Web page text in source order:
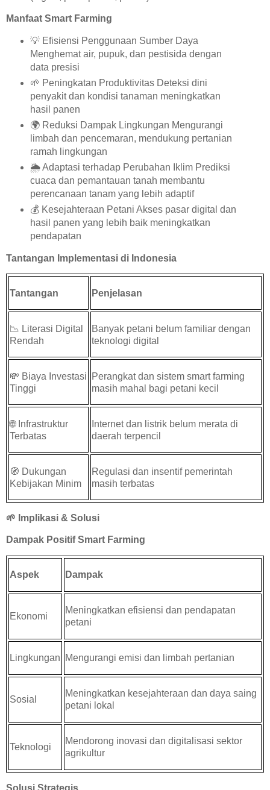
Manfaat Smart Farming
💡Efisiensi Penggunaan Sumber Daya
Menghemat air, pupuk, dan pestisida dengan
data presisi
🌱 Peningkatan Produktivitas Deteksi dini
penyakit dan kondisi tanaman meningkatkan
hasil panen
🌍Reduksi Dampak Lingkungan Mengurangi
limbah dan pencemaran, mendukung pertanian
ramah lingkungan
🌦️Adaptasi terhadap Perubahan Iklim Prediksi
cuaca dan pemantauan tanah membantu
perencanaan tanam yang lebih adaptif
💰Kesejahteraan Petani Akses pasar digital dan
hasil panen yang lebih baik meningkatkan
pendapatan
Tantangan Implementasi di Indonesia
Tantangan Penjelasan
📉 Literasi Digital
Rendah
Banyak petani belum familiar dengan
teknologi digital
💸 Biaya Investasi
Tinggi
Perangkat dan sistem smart farming
masih mahal bagi petani kecil
🌐Infrastruktur
Terbatas
Internet dan listrik belum merata di
daerah terpencil
🧭 Dukungan
Kebijakan Minim
Regulasi dan insentif pemerintah
masih terbatas
🌱 Implikasi & Solusi
Dampak Positif Smart Farming
Aspek Dampak
Ekonomi
Meningkatkan efisiensi dan pendapatan
petani
Lingkungan Mengurangi emisi dan limbah pertanian
Sosial
Meningkatkan kesejahteraan dan daya saing
petani lokal
Teknologi
Mendorong inovasi dan digitalisasi sektor
agrikultur
Solusi Strategis